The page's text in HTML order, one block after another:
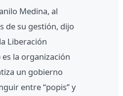
Medina, al
de su gestión, dijo
Liberación
la organización
un gobierno
entre “popis” y